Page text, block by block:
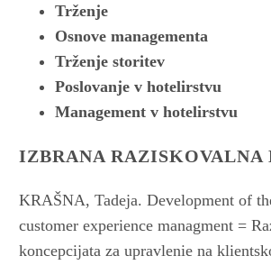
Trženje
Osnove managementa
Trženje storitev
Poslovanje v hotelirstvu
Management v hotelirstvu
IZBRANA RAZISKOVALNA
KRAŠNA, Tadeja. Development of
customer experience managment =
koncepcijata za upravlenie na